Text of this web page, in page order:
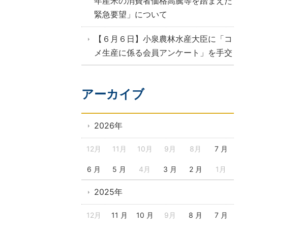
緊急要望」について
【６月６日】小泉農林水産大臣に「コ
メ生産に係る会員アンケート」を手交
アーカイブ
2026年
12月 11月 10月 9月 8月 7 月
6 月 5 月 4月 3 月 2 月 1月
2025年
12月 11 月 10 月 9月 8 月 7 月